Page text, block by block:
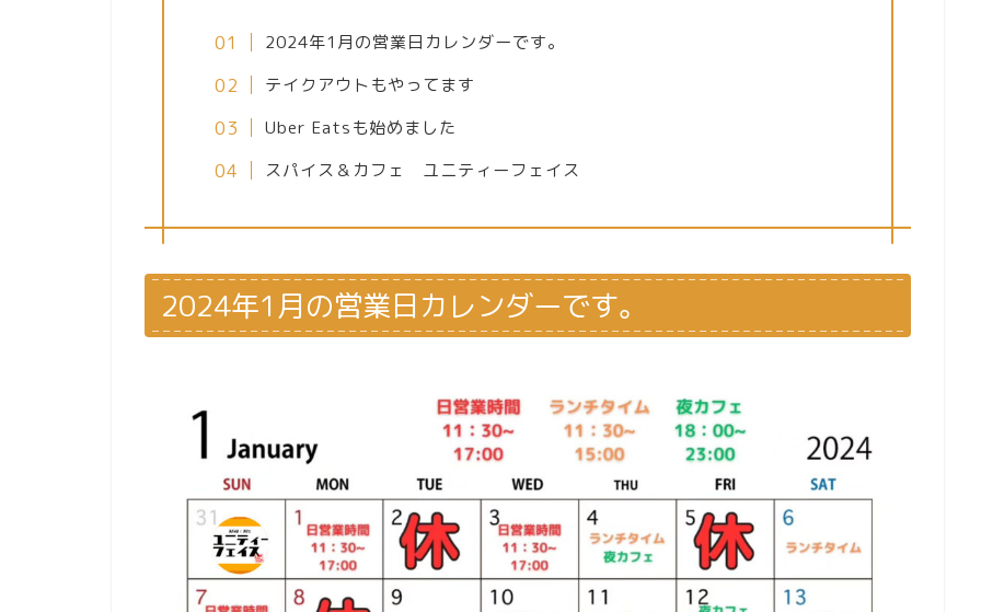
2024年1月の営業日カレンダーです。
テイクアウトもやってます
Uber Eatsも始めました
スパイス＆カフェ ユニティーフェイス
2024年1月の営業日カレンダーです。